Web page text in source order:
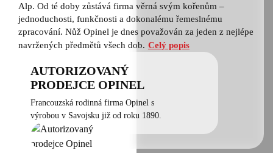
Alp. Od té doby zůstává firma věrná svým kořenům –
jednoduchosti, funkčnosti a dokonalému řemeslnému
zpracování. Nůž Opinel je dnes považován za jeden z nejlépe
navržených předmětů všech dob. Celý popis
AUTORIZOVANÝ
PRODEJCE OPINEL
Francouzská rodinná firma Opinel s
výrobou v Savojsku již od roku 1890.